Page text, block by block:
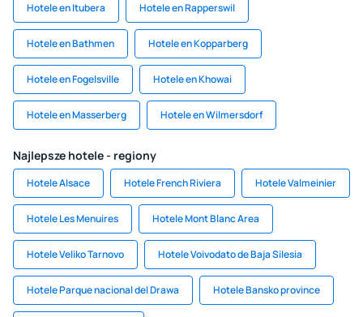
Hotele en Itubera Hotele en Rapperswil
Hotele en Bathmen Hotele en Kopparberg
Hotele en Fogelsville Hotele en Khowai
Hotele en Masserberg Hotele en Wilmersdorf
Najlepsze hotele - regiony
Hotele Alsace Hotele French Riviera Hotele Valmeinier
Hotele Les Menuires Hotele Mont Blanc Area
Hotele Veliko Tarnovo Hotele Voivodato de Baja Silesia
Hotele Parque nacional del Drawa Hotele Bansko province